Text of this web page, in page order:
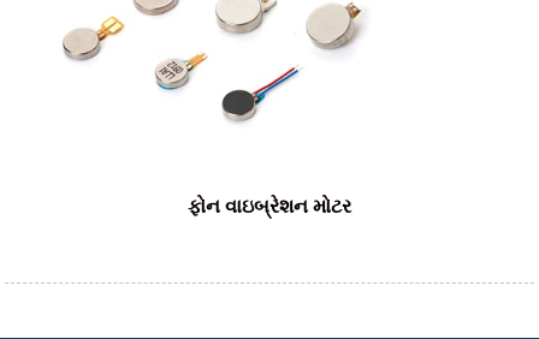
ફોન વાઇબ્રેશન મોટર